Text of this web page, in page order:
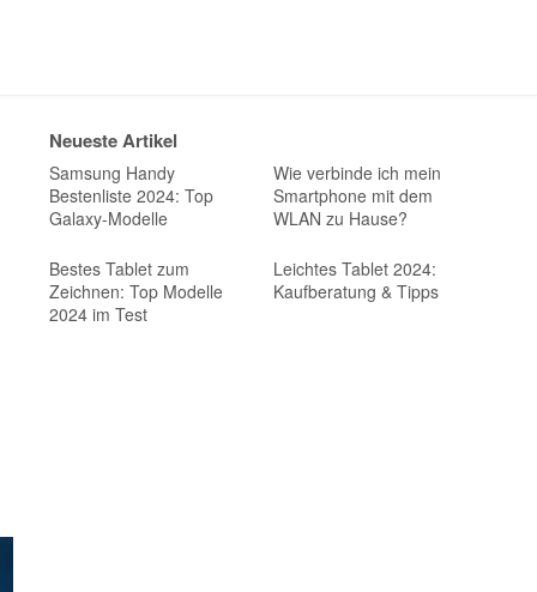
Neueste Artikel
Samsung Handy
Bestenliste 2024: Top
Galaxy-Modelle
Wie verbinde ich mein
Smartphone mit dem
WLAN zu Hause?
Bestes Tablet zum
Zeichnen: Top Modelle
2024 im Test
Leichtes Tablet 2024:
Kaufberatung & Tipps